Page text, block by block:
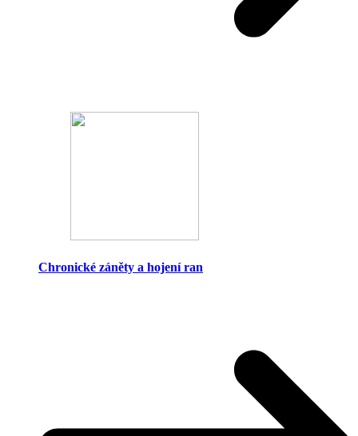
Chronické záněty a hojení ran